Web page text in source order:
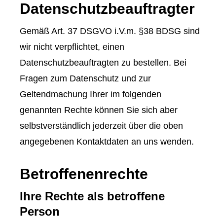
Datenschutzbeauftragter
Gemäß Art. 37 DSGVO i.V.m. §38 BDSG sind
wir nicht verpflichtet, einen
Datenschutzbeauftragten zu bestellen. Bei
Fragen zum Datenschutz und zur
Geltendmachung Ihrer im folgenden
genannten Rechte können Sie sich aber
selbstverständlich jederzeit über die oben
angegebenen Kontaktdaten an uns wenden.
Betroffenenrechte
Ihre Rechte als betroffene
Person